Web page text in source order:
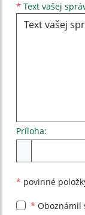
* Text vašej
Príloha:
* povinné
* Oboznámil